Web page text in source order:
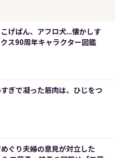
げぱん、アフロ犬...懐かしす
ス90周年キャラクター図鑑
ぎで凝った筋肉は、ひじをつ
ぐり夫婦の意見が対立した